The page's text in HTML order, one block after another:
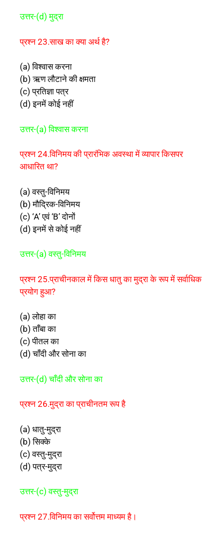
उत्तर-(d) मुद्रा
प्रश्न 23.साख का क्या अर्थ है?
(a) विश्वास करना
(b) ऋण लौटाने की क्षमता
(c) प्रतिज्ञा पत्र
(d) इनमें कोई नहीं
उत्तर-(a) विश्वास करना
प्रश्न 24.विनिमय की प्रारंभिक अवस्था में व्यापार किसपर
आधारित था?
(a) वस्तु-विनिमय
(b) मौद्रिक-विनिमय
(c) ‘A’ एवं ‘B’ दोनों
(d) इनमें से कोई नहीं
उत्तर-(a) वस्तु-विनिमय
प्रश्न 25.प्राचीनकाल में किस धातु का मुद्रा के रूप में सर्वाधिक
प्रयोग हुआ?
(a) लोहा का
(b) ताँबा का
(c) पीतल का
(d) चाँदी और सोना का
उत्तर-(d) चाँदी और सोना का
प्रश्न 26.मुद्रा का प्राचीनतम रूप है
(a) धातु-मुद्रा
(b) सिक्के
(c) वस्तु-मुद्रा
(d) पत्र-मुद्रा
उत्तर-(c) वस्तु-मुद्रा
प्रश्न 27.विनिमय का सर्वोत्तम माध्यम है।